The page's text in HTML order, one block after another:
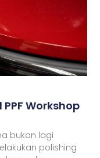
PPF Workshop
bukan lagi
polishing